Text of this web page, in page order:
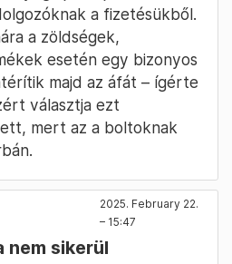
a fizetésükből.
a zöldségek,
esetén egy bizonyos
majd az áfát – ígérte
választja ezt
mert az a boltoknak
2025. February 22.
– 15:47
nem sikerül